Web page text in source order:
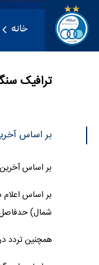
خانه
ترافیک
بر اساس
بر اساس
بر اساس
شمال) حدفاصل
همچنین تردد